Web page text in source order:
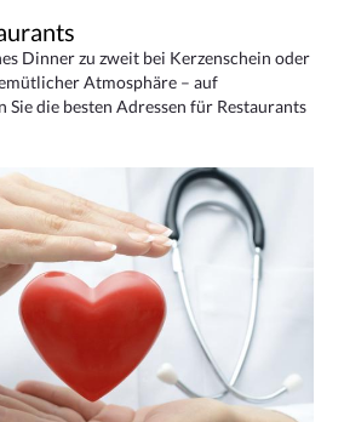
Dinner zu zweit bei Kerzenschein oder
Atmosphäre – auf
Sie die besten Adressen für Restaurants